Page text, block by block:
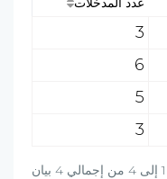
3
6
5
3